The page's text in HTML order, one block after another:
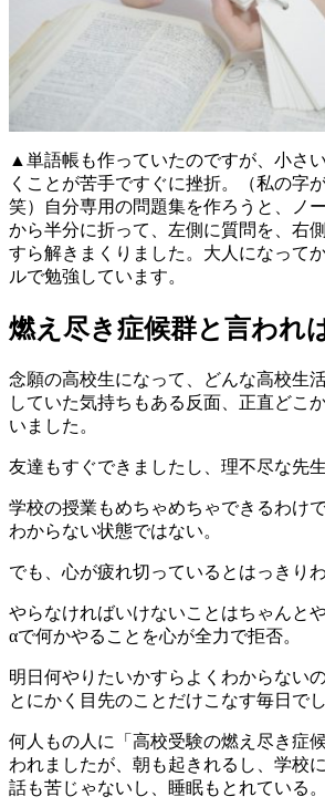
▲単語帳も作っていたのですが、小さ
くことが苦手ですぐに挫折。（私の
笑）自分専用の問題集を作ろうと、ノ
から半分に折って、左側に質問を、右
すら解きまくりました。大人になって
ルで勉強しています。
燃え尽き症候群と言われ
念願の高校生になって、どんな高校生
していた気持ちもある反面、正直どこ
いました。
友達もすぐできましたし、理不尽な先
学校の授業もめちゃめちゃできるわけ
わからない状態ではない。
でも、心が疲れ切っているとはっきり
やらなければいけないことはちゃんと
αで何かやることを心が全力で拒否。
明日何やりたいかすらよくわからない
とにかく目先のことだけこなす毎日でし
何人もの人に「高校受験の燃え尽き症
われましたが、朝も起きれるし、学校
話も苦じゃないし、睡眠もとれている。